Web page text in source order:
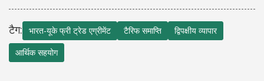
टैग: भारत-यूके फ्री ट्रेड एग्रीमेंट टैरिफ समाप्ति
द्विपक्षीय व्यापार
आर्थिक सहयोग